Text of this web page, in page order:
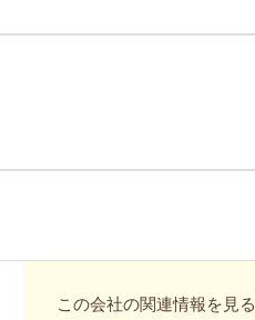
この会社の関連情報を見る